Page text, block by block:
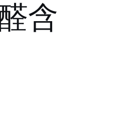
含